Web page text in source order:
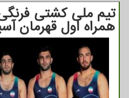
تیم ملی كشتی
همراه اول قهرمان